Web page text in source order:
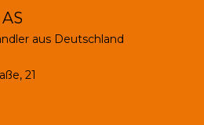
aus Deutschland
21